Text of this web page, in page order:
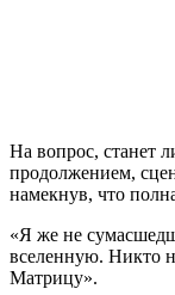
На вопрос, станет
продолжением,
намекнув, что
«Я же не
вселенную. Никто
Матрицу».